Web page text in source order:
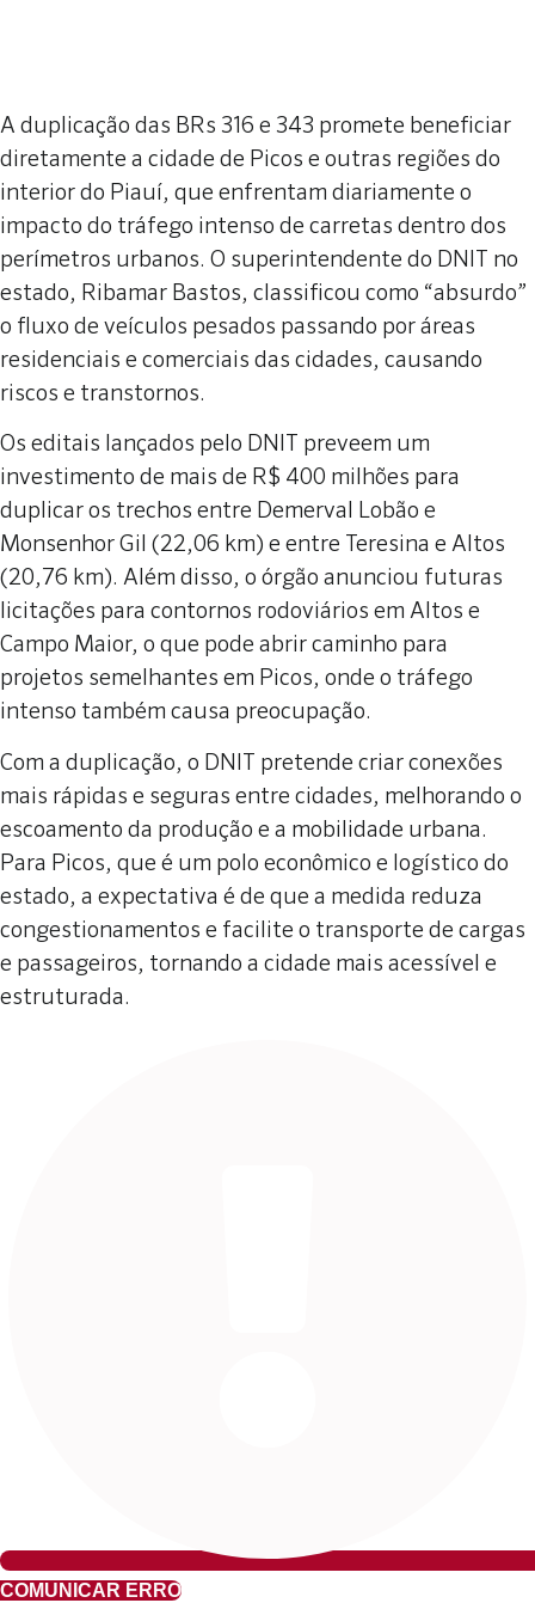
A duplicação das BRs 316 e 343 promete beneficiar
diretamente a cidade de Picos e outras regiões do
interior do Piauí, que enfrentam diariamente o
impacto do tráfego intenso de carretas dentro dos
perímetros urbanos. O superintendente do DNIT no
estado, Ribamar Bastos, classificou como “absurdo”
o fluxo de veículos pesados passando por áreas
residenciais e comerciais das cidades, causando
riscos e transtornos.
Os editais lançados pelo DNIT preveem um
investimento de mais de R$ 400 milhões para
duplicar os trechos entre Demerval Lobão e
Monsenhor Gil (22,06 km) e entre Teresina e Altos
(20,76 km). Além disso, o órgão anunciou futuras
licitações para contornos rodoviários em Altos e
Campo Maior, o que pode abrir caminho para
projetos semelhantes em Picos, onde o tráfego
intenso também causa preocupação.
Com a duplicação, o DNIT pretende criar conexões
mais rápidas e seguras entre cidades, melhorando o
escoamento da produção e a mobilidade urbana.
Para Picos, que é um polo econômico e logístico do
estado, a expectativa é de que a medida reduza
congestionamentos e facilite o transporte de cargas
e passageiros, tornando a cidade mais acessível e
estruturada.
COMUNICAR ERRO